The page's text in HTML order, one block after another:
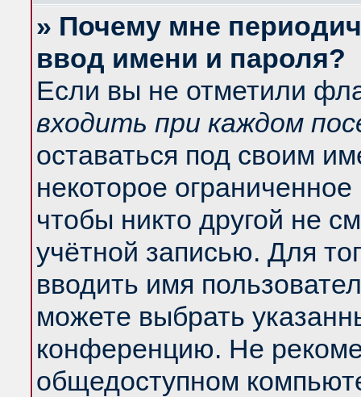
» Почему мне
ввод имени и пароля?
Если вы не отметили
входить при каждом
оставаться под своим
некоторое
чтобы никто другой не
учётной записью. Для
вводить имя
можете выбрать
конференцию. Не
общедоступном